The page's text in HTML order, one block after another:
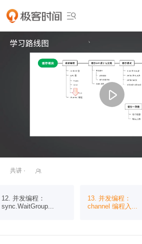

共讲 · 
12. 并发编程：
sync.WaitGroup...
13. 并发编程：
channel 编程入...